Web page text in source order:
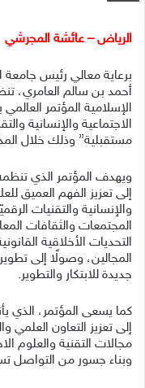
الرياض – عائشة المجرشي
برعاية معالي رئيس
أحمد بن سالم العامري،
الإسلامية المؤتمر العالمي
الاجتماعية والإنسانية
مستقبلية” وذلك خلال المدة من 24- 26 /
ويهدف المؤتمر الذي تنظمه
إلى تعزيز الفهم العميق
والإنسانية والتقنيات
المجتمعات والثقافات
التحديات الأخلاقية
المجالين، وصولًا إلى
جديدة للابتكار والتطوير.
إلى تعزيز التعاون
مجالات التقنية والعلوم
وبناء جسور من التواصل